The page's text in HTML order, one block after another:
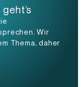
Wir
Thema, daher